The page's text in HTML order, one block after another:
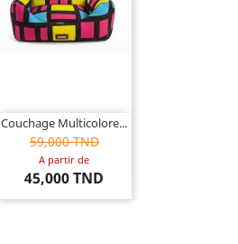
Couchage Multicolore...
59,000 TND
A partir de
45,000 TND